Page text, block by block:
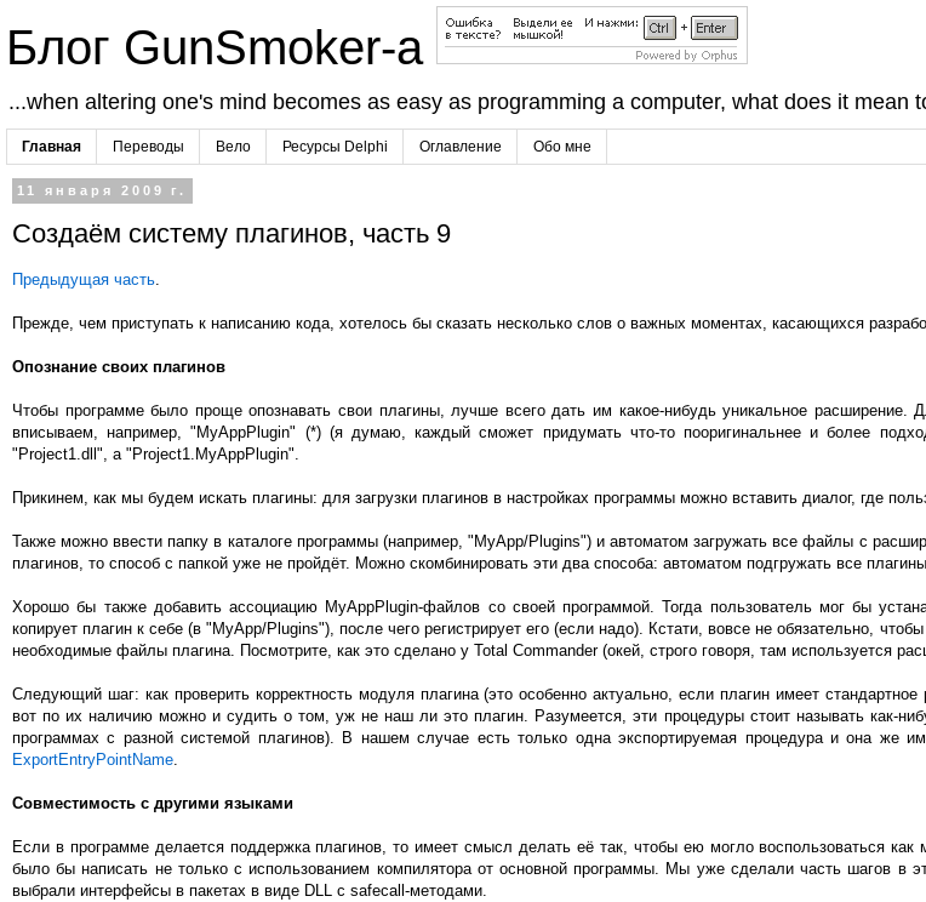
Блог GunSmoker-а
...when altering one's mind becomes as easy as programming a computer, what does it mean
Главная Переводы Вело Ресурсы Delphi Оглавление Обо мне
11 января 2009 г.
Создаём систему плагинов, часть 9
Предыдущая часть.
Прежде, чем приступать к написанию кода, хотелось бы сказать несколько слов о важных моментах, касающихся
Опознание своих плагинов
Чтобы программе было проще опознавать свои плагины, лучше всего дать им какое-нибудь уникальное
вписываем, например, "MyAppPlugin" (*) (я думаю, каждый сможет придумать что-то пооригинальнее и более
"Project1.dll", а "Project1.MyAppPlugin".
Прикинем, как мы будем искать плагины: для загрузки плагинов в настройках программы можно вставить диалог, где
Также можно ввести папку в каталоге программы (например, "MyApp/Plugins") и автоматом загружать все файлы с
плагинов, то способ с папкой уже не пройдёт. Можно скомбинировать эти два способа: автоматом подгружать все
Хорошо бы также добавить ассоциацию MyAppPlugin-файлов со своей программой. Тогда пользователь мог бы
копирует плагин к себе (в "MyApp/Plugins"), после чего регистрирует его (если надо). Кстати, вовсе не обязательно,
необходимые файлы плагина. Посмотрите, как это сделано у Total Commander (окей, строго говоря, там используется
Следующий шаг: как проверить корректность модуля плагина (это особенно актуально, если плагин имеет
вот по их наличию можно и судить о том, уж не наш ли это плагин. Разумеется, эти процедуры стоит называть как-
программах с разной системой плагинов). В нашем случае есть только одна экспортируемая процедура и она же
ExportEntryPointName.
Совместимость с другими языками
Если в программе делается поддержка плагинов, то имеет смысл делать её так, чтобы ею могло воспользоваться
было бы написать не только с использованием компилятора от основной программы. Мы уже сделали часть шагов в
выбрали интерфейсы в пакетах в виде DLL с safecall-методами.